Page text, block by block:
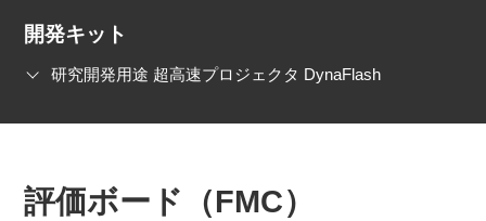
開発キット
研究開発用途 超高速プロジェクタ DynaFlash
評価ボード（FMC）